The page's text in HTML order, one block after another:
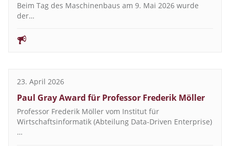
Beim Tag des Maschinenbaus am 9. Mai 2026 wurde
der…
23. April 2026
Paul Gray Award für Professor Frederik Möller
Professor Frederik Möller vom Institut für
Wirtschaftsinformatik (Abteilung Data-Driven Enterprise)
…